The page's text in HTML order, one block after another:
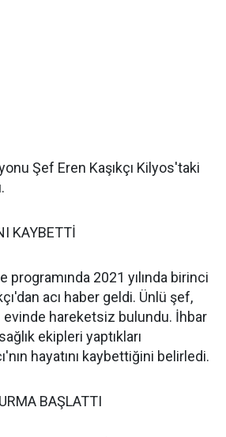
Şef Eren Kaşıkçı Kilyos'taki
KAYBETTİ
2021 yılında birinci
acı haber geldi. Ünlü şef,
hareketsiz bulundu. İhbar
ekipleri yaptıkları
hayatını kaybettiğini belirledi.
BAŞLATTI